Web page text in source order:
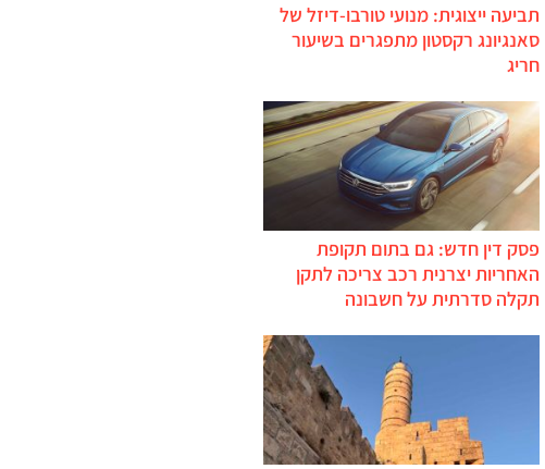
תביעה ייצוגית: מנועי טורבו-דיזל של
סאנגיונג רקסטון מתפגרים בשיעור
חריג
פסק דין חדש: גם בתום תקופת
האחריות יצרנית רכב צריכה לתקן
תקלה סדרתית על חשבונה